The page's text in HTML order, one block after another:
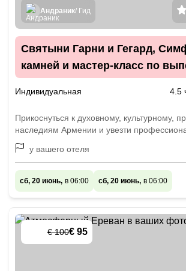
Андраник/ Гид
Святыни Гарни и Гегард,
камней и мастер-класс по
Индивидуальная 4.5
Прикоснуться к духовному, культурному,
наследиям Армении и увезти
у вашего отеля
сб, 20 июнь, в 06:00 сб, 20 июнь, в 06:00
€ 100€ 95